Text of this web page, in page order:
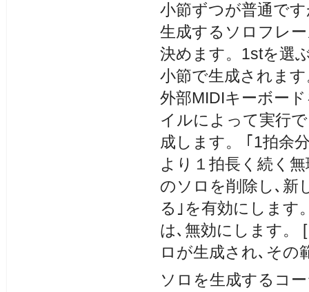
小節ずつが普通で
生成するソロフレ
決めます。1stを選
小節で生成されま
外部MIDIキーボー
イルによって実行
成します。 ｢1拍余
より１拍長く続く
のソロを削除し､新
る｣を有効にします
は､無効にします。
ロが生成され､その
ソロを生成するコ